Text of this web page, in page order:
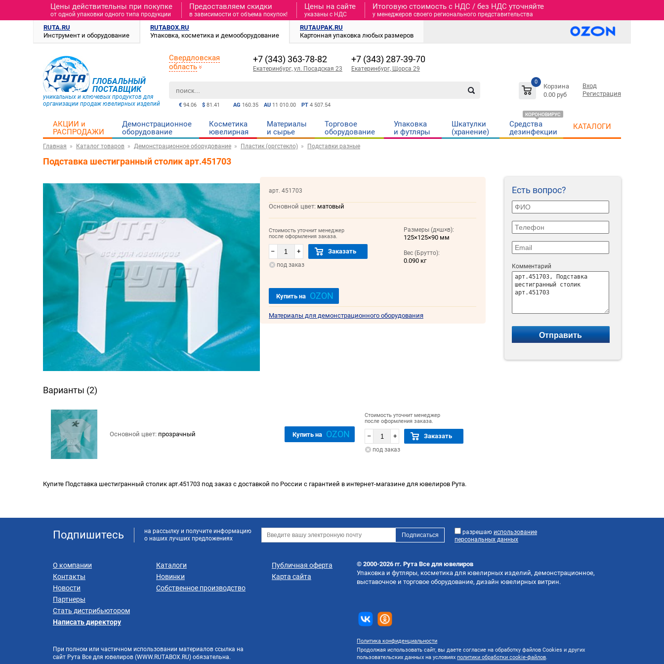
Цены действительны при покупке
от одной упаковки одного типа продукции
Предоставляем скидки
в зависимости от объема покупок!
Цены на сайте
указаны с НДС
Итоговую стоимость c НДС / без НДС уточняйте
у менеджеров своего регионального представительства
RUTA.RU
Инструмент и оборудование
RUTABOX.RU
Упаковка, косметика и демооборудование
RUTAUPAK.RU
Картонная упаковка любых размеров
ГЛОБАЛЬНЫЙ
ПОСТАВЩИК
уникальных и ключевых продуктов для
организации продаж ювелирных изделий
AG 160.35 AU 11 010.00 PT 4 507.54
€ 94.06 $ 81.41
0
Корзина
0.00 руб
Вход
Регистрация
Свердловская
область
+7 (343) 363-78-82
Екатеринбург, ул. Посадская 23
+7 (343) 287-39-70
Екатеринбург, Щорса 29
АКЦИИ и
РАСПРОДАЖИ
Демонстрационное
оборудование
Косметика
ювелирная
Материалы
и cырье
Торговое
оборудование
Упаковка
и футляры
Шкатулки
(хранение)
Средства
дезинфекции
КОРОНОВИРУС
КАТАЛОГИ
Главная Каталог товаров Демонстрационное оборудование Пластик (оргстекло) Подставки разные
Подставка шестигранный столик арт.451703
Есть вопрос?
Комментарий
арт. 451703
Основной цвет:матовый
Стоимость уточнит менеджер
после оформления заказа.
– + Заказать
под заказ
Размеры (д×ш×в):
125×125×90 мм
Вес (Брутто):
0.090 кг
Купить на OZON
Материалы для демонстрационного оборудования
Варианты (2)
Основной цвет: прозрачный Купить на OZON
Стоимость уточнит менеджер
после оформления заказа.
– + Заказать
под заказ
Купите Подставка шестигранный столик арт.451703 под заказ с доставкой по России с гарантией в интернет-магазине для ювелиров Рута.
Подпишитесь
на рассылку и получите информацию
о наших лучших предложениях
разрешаю использование
персональных данных
О компании
Контакты
Новости
Партнеры
Стать дистрибьютором
Каталоги
Новинки
Собственное производство
Публичная оферта
Карта сайта
Написать директору
© 2000-2026 гг. Рута Все для ювелиров
Упаковка и футляры, косметика для ювелирных изделий, демонстрационное,
выставочное и торговое оборудование, дизайн ювелирных витрин.
При полном или частичном использовании материалов ссылка на
сайт Рута Все для ювелиров (WWW.RUTABOX.RU) обязательна.
Политика конфиденциальности
Продолжая использовать сайт, вы даете согласие на обработку файлов Cookies и других
пользовательских данных на условияхполитики обработки cookie-файлов.